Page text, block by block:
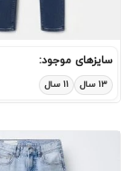
سایزهای موجود:
۱۳ سال ۱۱ سال